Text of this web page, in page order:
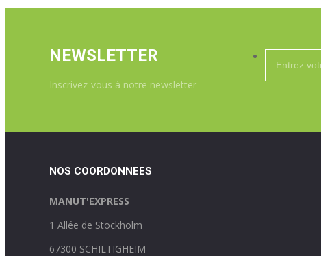
NEWSLETTER
Inscrivez-vous à notre newsletter
NOS COORDONNEES
MANUT'EXPRESS
1 Allée de Stockholm
67300 SCHILTIGHEIM